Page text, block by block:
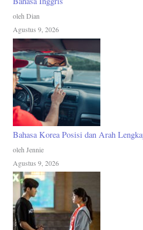
oleh Dian
Agustus 9, 2026
Bahasa Korea Posisi dan Arah
oleh Jennie
Agustus 9, 2026